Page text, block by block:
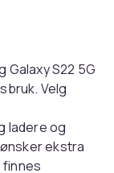
Galaxy S22 5G
Velg
ladere og
ekstra